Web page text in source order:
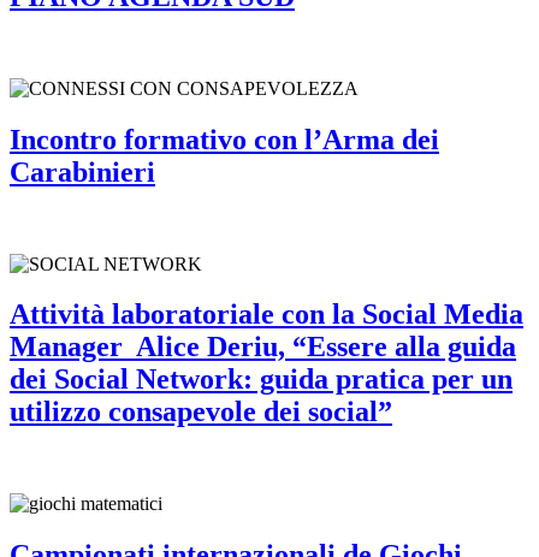
Incontro formativo con l’Arma dei
Carabinieri
Attività laboratoriale con la Social Media
Manager Alice Deriu, “Essere alla guida
dei Social Network: guida pratica per un
utilizzo consapevole dei social”